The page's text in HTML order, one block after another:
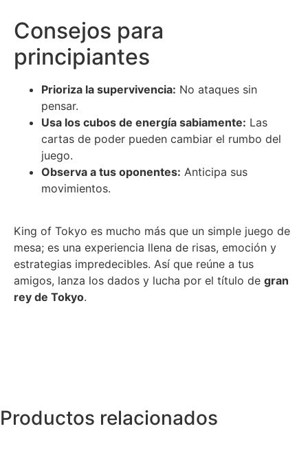
Consejos para
principiantes
Prioriza la supervivencia: No ataques sin
pensar.
Usa los cubos de energía sabiamente: Las
cartas de poder pueden cambiar el rumbo del
juego.
Observa a tus oponentes: Anticipa sus
movimientos.
King of Tokyo es mucho más que un simple juego de
mesa; es una experiencia llena de risas, emoción y
estrategias impredecibles. Así que reúne a tus
amigos, lanza los dados y lucha por el título de gran
rey de Tokyo.
Productos relacionados